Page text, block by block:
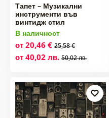
Тапет – Музикални
инструменти във
винтидж стил
В наличност
от 20,46 € 25,58 €
от 40,02 лв. 50,02 лв.